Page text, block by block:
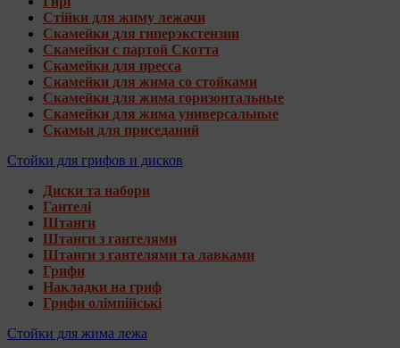
Стійки для жиму лежачи
Скамейки для гиперэкстензии
Скамейки с партой Скотта
Скамейки для пресса
Скамейки для жима со стойками
Скамейки для жима горизонтальные
Скамейки для жима универсальные
Скамьи для приседаний
Стойки для грифов и дисков
Диски та набори
Гантелі
Штанги
Штанги з гантелями
Штанги з гантелями та лавками
Грифи
Накладки на гриф
Грифи олімпійські
Стойки для жима лежа